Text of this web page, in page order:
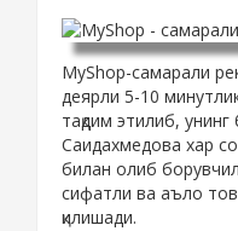
MyShop-самарали
деярли 5-10
тақдим этилиб,
Саидахмедова хар
билан олиб
сифатли ва аъло
қилишади.